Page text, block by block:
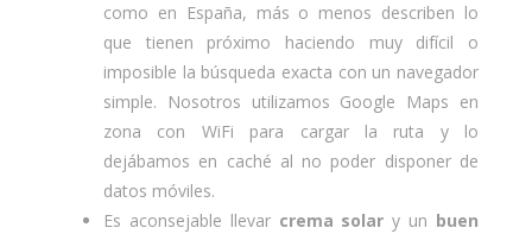
como en España, más o menos describen lo
que tienen próximo haciendo muy difícil o
imposible la búsqueda exacta con un navegador
simple. Nosotros utilizamos Google Maps en
zona con WiFi para cargar la ruta y lo
dejábamos en caché al no poder disponer de
datos móviles.
Es aconsejable llevar crema solar y un buen